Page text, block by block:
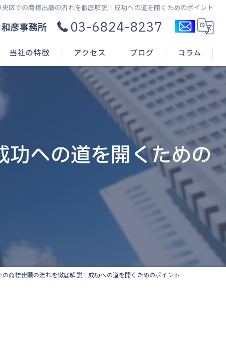
央区での商標出願の流れを徹底解説！成功への道を開くためのポイント
彦事務所 03-6824-8237
当社の特徴
登録
アクセス ブログ コラム
功への道を開くための
の商標出願の流れを徹底解説！成功への道を開くためのポイント